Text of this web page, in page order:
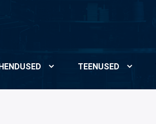
TEENUSED